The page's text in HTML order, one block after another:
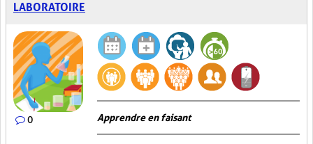
LABORATOIRE
0 Apprendre en faisant